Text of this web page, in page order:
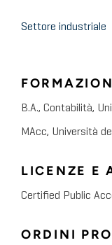
Settore industriale
B.A., Contabilità,
MAcc, Università
LICENZE E
Certified Public
ORDINI